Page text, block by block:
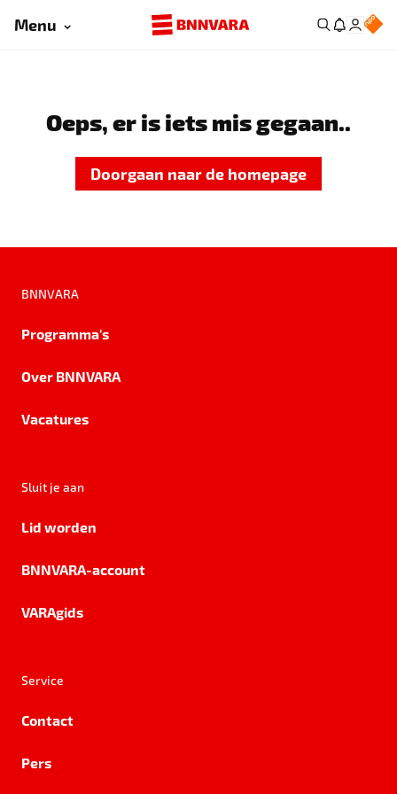
Menu
Oeps, er is iets mis gegaan..
Doorgaan naar de homepage
BNNVARA
Programma's
Over BNNVARA
Vacatures
Sluit je aan
Lid worden
BNNVARA-account
VARAgids
Service
Contact
Pers